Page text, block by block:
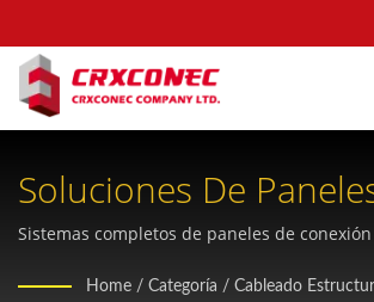
Soluciones De
Conexión Flexibles
Gestión Del
Sistemas completos de paneles de conexión
opciones de densidad de puertos,
Home / Categoría / Cableado